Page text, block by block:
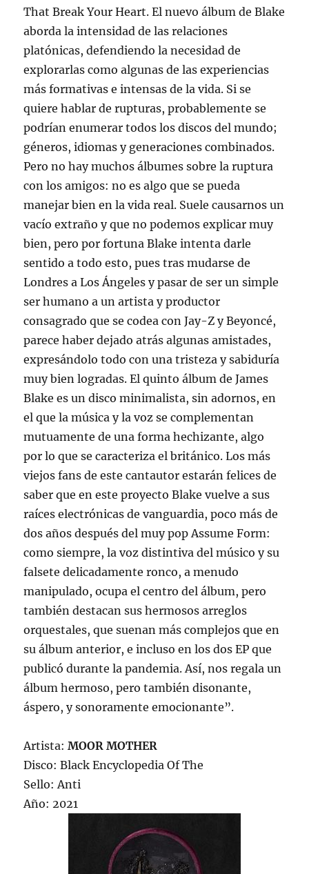
That Break Your Heart. El nuevo álbum de Blake
aborda la intensidad de las relaciones
platónicas, defendiendo la necesidad de
explorarlas como algunas de las experiencias
más formativas e intensas de la vida. Si se
quiere hablar de rupturas, probablemente se
podrían enumerar todos los discos del mundo;
géneros, idiomas y generaciones combinados.
Pero no hay muchos álbumes sobre la ruptura
con los amigos: no es algo que se pueda
manejar bien en la vida real. Suele causarnos un
vacío extraño y que no podemos explicar muy
bien, pero por fortuna Blake intenta darle
sentido a todo esto, pues tras mudarse de
Londres a Los Ángeles y pasar de ser un simple
ser humano a un artista y productor
consagrado que se codea con Jay-Z y Beyoncé,
parece haber dejado atrás algunas amistades,
expresándolo todo con una tristeza y sabiduría
muy bien logradas. El quinto álbum de James
Blake es un disco minimalista, sin adornos, en
el que la música y la voz se complementan
mutuamente de una forma hechizante, algo
por lo que se caracteriza el británico. Los más
viejos fans de este cantautor estarán felices de
saber que en este proyecto Blake vuelve a sus
raíces electrónicas de vanguardia, poco más de
dos años después del muy pop Assume Form:
como siempre, la voz distintiva del músico y su
falsete delicadamente ronco, a menudo
manipulado, ocupa el centro del álbum, pero
también destacan sus hermosos arreglos
orquestales, que suenan más complejos que en
su álbum anterior, e incluso en los dos EP que
publicó durante la pandemia. Así, nos regala un
álbum hermoso, pero también disonante,
áspero, y sonoramente emocionante”.
Artista:MOOR MOTHER
Disco: Black Encyclopedia Of The
Sello: Anti
Año: 2021